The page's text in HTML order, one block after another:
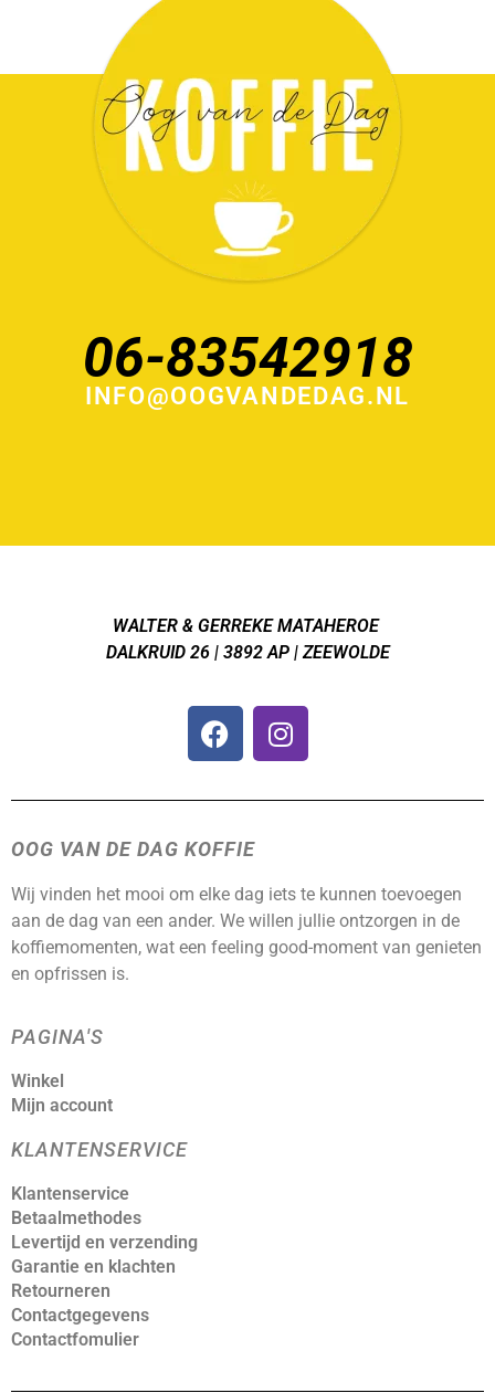
06-83542918
INFO@OOGVANDEDAG.NL
WALTER & GERREKE MATAHEROE
DALKRUID 26 | 3892 AP | ZEEWOLDE
OOG VAN DE DAG KOFFIE
Wij vinden het mooi om elke dag iets te kunnen toevoegen
aan de dag van een ander. We willen jullie ontzorgen in de
koffiemomenten, wat een feeling good-moment van genieten
en opfrissen is.
PAGINA'S
Winkel
Mijn account
KLANTENSERVICE
Klantenservice
Betaalmethodes
Levertijd en verzending
Garantie en klachten
Retourneren
Contactgegevens
Contactfomulier